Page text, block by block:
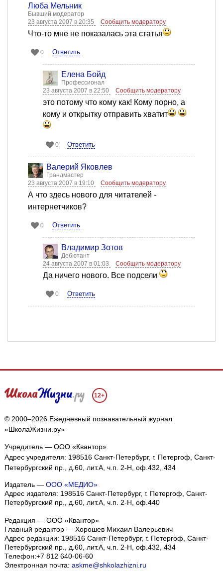
Люба Мельник
Бывший модератор
23 августа 2007 в 20:35
Сообщить модератору
Что-то мне не показалась эта статья
0 Ответить
Елена Бойд
Профессионал
23 августа 2007 в 22:50
Сообщить модератору
это потому что кому как! Кому порно, а
кому и открытку отправить хватит
0 Ответить
Валерий Яковлев
Грандмастер
23 августа 2007 в 19:10
Сообщить модератору
А что здесь нового для читателей -
интернетчиков?
0 Ответить
Владимир Зотов
Дебютант
24 августа 2007 в 01:03
Сообщить модератору
Да ничего нового. Все подсели
0 Ответить
12+
© 2000–2026 Ежедневный познавательный журнал
«ШколаЖизни.ру»
Учредитель — ООО «Квантор»
Адрес учредителя: 198516 Санкт-Петербург, г. Петергоф, Санкт-
Петербургский пр., д.60, лит.А, ч.п. 2-Н, оф.432, 434
Издатель — ООО «МЕДИО»
Адрес издателя: 198516 Санкт-Петербург, г. Петергоф, Санкт-
Петербургский пр., д.60, лит.А, ч.п. 2-Н, оф.440
Редакция — ООО «Квантор»
Главный редактор — Хорошев Михаил Валерьевич
Адрес редакции: 198516 Санкт-Петербург, г. Петергоф, Санкт-
Петербургский пр., д.60, лит.А, ч.п. 2-Н, оф.432, 434
Телефон:+7 812 640-06-60
Электронная почта: askme@shkolazhizni.ru